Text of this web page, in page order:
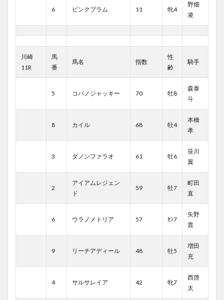
6 ピンクプラム 11 牝4
野畑
凌
川崎
11R
馬
番
馬名 指数
性
齢
騎手
5 コパノジャッキー 70 牡8
森泰
斗
8 カイル 68 牡4
本橋
孝
3 ダノンファラオ 61 牡6
笹川
翼
2
アイアムレジェン
ド
59 牡7
町田
直
6 ウラノメトリア 57 ｾﾝ7
矢野
貴
9 リーチアディール 48 牡5
増田
充
4 サルサレイア 42 牝7
西啓
太